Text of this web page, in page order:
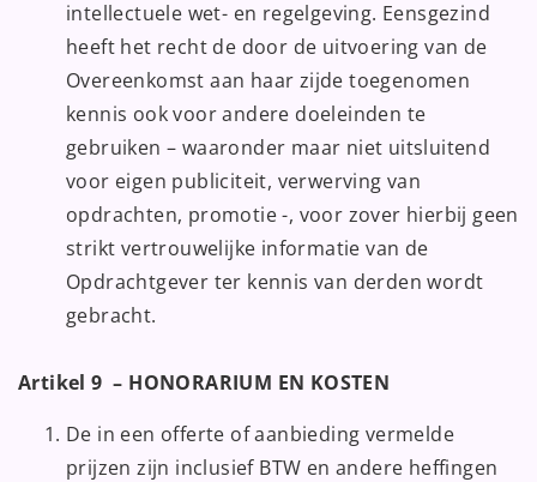
intellectuele wet- en regelgeving. Eensgezind
heeft het recht de door de uitvoering van de
Overeenkomst aan haar zijde toegenomen
kennis ook voor andere doeleinden te
gebruiken – waaronder maar niet uitsluitend
voor eigen publiciteit, verwerving van
opdrachten, promotie -, voor zover hierbij geen
strikt vertrouwelijke informatie van de
Opdrachtgever ter kennis van derden wordt
gebracht.
Artikel 9 – HONORARIUM EN KOSTEN
De in een offerte of aanbieding vermelde
prijzen zijn inclusief BTW en andere heffingen